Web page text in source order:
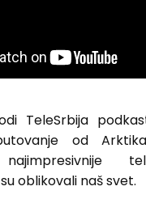
TeleSrbija
od
oblikovali naš svet.